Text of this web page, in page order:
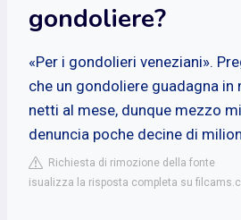
gondoliere?
«Per i gondolieri veneziani».
che un gondoliere guadagna
netti al mese, dunque mezzo
denuncia poche decine di
Richiesta di rimozione della fonte
isualizza la risposta completa su